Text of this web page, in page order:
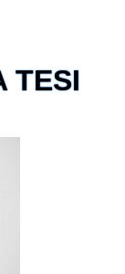
TESI